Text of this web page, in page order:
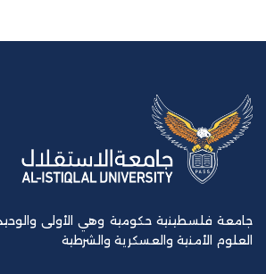
جامعة فلسطينية حكومية وهي الأولى
العلوم الأمنية والعسكرية والشرطية